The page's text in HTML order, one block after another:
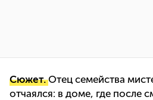
Сюжет.Отец семейства
отчаялся: в доме, где после